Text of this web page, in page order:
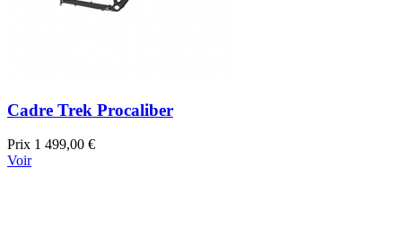
Cadre Trek Procaliber
Prix 1 499,00 €
Voir